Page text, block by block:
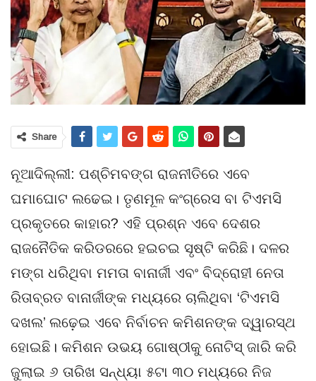
Share
ନୂଆଦିଲ୍ଲୀ: ପଶ୍ଚିମବଙ୍ଗ ରାଜନୀତିରେ ଏବେ
ଘମାଘୋଟ ଲଢେଇ। ତୃଣମୂଳ କଂଗ୍ରେସ ବା ଟିଏମସି
ପ୍ରକୃତରେ କାହାର? ଏହି ପ୍ରଶ୍ନ ଏବେ ଦେଶର
ରାଜନୈତିକ କରିଡରରେ ହଇଚଇ ସୃଷ୍ଟି କରିଛି। ଦଳର
ମଙ୍ଗ ଧରିଥିବା ମମତା ବାନାର୍ଜୀ ଏବଂ ବିଦ୍ରୋହୀ ନେତା
ରିତାବ୍ରତ ବାନାର୍ଜୀଙ୍କ ମଧ୍ୟରେ ଚାଲିଥିବା ‘ଟିଏମସି
ଦଖଲ’ ଲଢ଼େଇ ଏବେ ନିର୍ବାଚନ କମିଶନଙ୍କ ଦ୍ୱାରସ୍ଥ
ହୋଇଛି। କମିଶନ ଉଭୟ ଗୋଷ୍ଠୀକୁ ନୋଟିସ୍ ଜାରି କରି
ଜୁଲାଇ ୬ ତାରିଖ ସନ୍ଧ୍ୟା ୫ଟା ୩୦ ମଧ୍ୟରେ ନିଜ